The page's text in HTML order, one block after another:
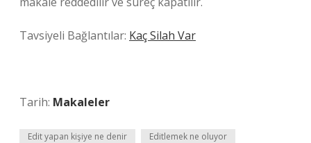
Tavsiyeli Bağlantılar: Kaç Silah Var
Tarih: Makaleler
Edit yapan kişiye ne denir Editlemek ne oluyor